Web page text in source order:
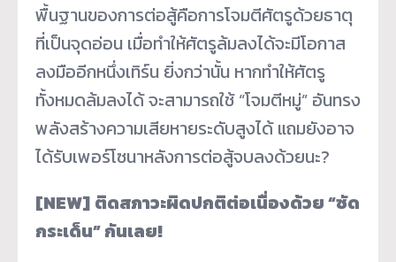
พื้นฐานของการต่อสู้คือการโจมตีศัตรูด้วยธาตุ
ที่เป็นจุดอ่อน เมื่อทำให้ศัตรูล้มลงได้จะมีโอกาส
ลงมืออีกหนึ่งเทิร์น ยิ่งกว่านั้น หากทำให้ศัตรู
ทั้งหมดล้มลงได้ จะสามารถใช้ “โจมตีหมู่” อันทรง
พลังสร้างความเสียหายระดับสูงได้ แถมยังอาจ
ได้รับเพอร์โซนาหลังการต่อสู้จบลงด้วยนะ?
[NEW] ติดสภาวะผิดปกติต่อเนื่องด้วย “ซัด
กระเด็น” กันเลย!